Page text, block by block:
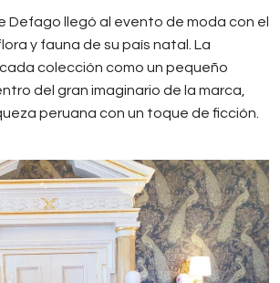
Defago llegó al evento de moda con el
y fauna de su país natal. La
colección como un pequeño
del gran imaginario de la marca,
peruana con un toque de ficción.